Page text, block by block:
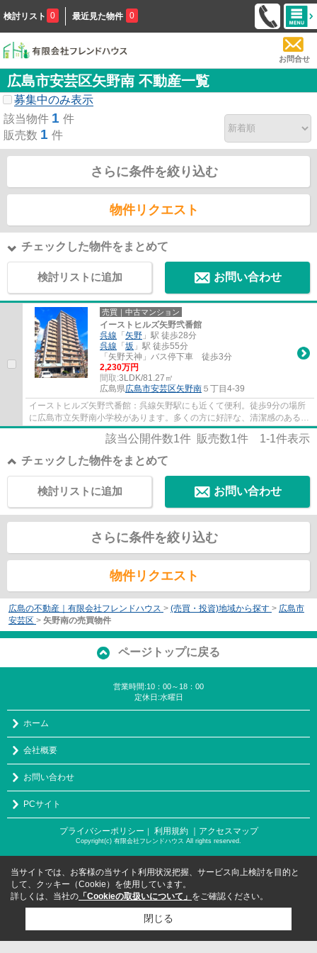
検討リスト 0 最近見た物件 0
お問合せ
広島市安芸区矢野南 不動産一覧
募集中のみ表示
該当物件 1 件
販売数 1 件
さらに条件を絞り込む
物件リクエスト
チェックした物件をまとめて
検討リストに追加 お問い合わせ
売買｜中古マンション
イーストヒルズ矢野弐番館
呉線 「 矢野 」駅 徒歩28分
呉線 「 坂 」駅 徒歩55分
「矢野天神」バス停下車 徒歩3分
2,230万円
間取:3LDK/81.27㎡
広島県広島市安芸区矢野南 ５丁目4-39
イーストヒルズ矢野弐番館：呉線矢野駅にも近くて便利。徒歩9分の場所
に広島市立矢野南小学校があります。多くの方に好評な、清潔感のある室
内が魅力の中古マンションです。広島市安芸...
該当公開件数1件 販売数1件 1-1件表示
チェックした物件をまとめて
お問い合わせ
検討リストに追加
さらに条件を絞り込む
物件リクエスト
広島の不動産｜有限会社フレンドハウス > (売買・投資)地域から探す > 広島市
安芸区 > 矢野南の売買物件
ページトップに戻る
営業時間:10：00～18：00
定休日:水曜日
ホーム
会社概要
お問い合わせ
PCサイト
プライバシーポリシー ｜ 利用規約 ｜アクセスマップ
Copyright(c) 有限会社フレンドハウス All rights reserved.
当サイトでは、お客様の当サイト利用状況把握、サービス向上検討を目的と
して、クッキー（Cookie）を使用しています。
詳しくは、当社の 「Cookieの取扱いについて」 をご確認ください。
閉じる